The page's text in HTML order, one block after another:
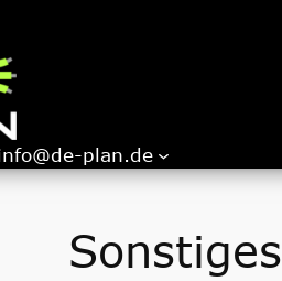
plan.de
Sonstiges